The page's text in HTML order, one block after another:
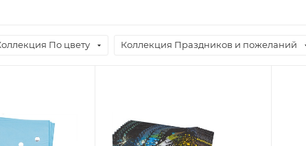
По цвету Коллекция Праздников и пожеланий